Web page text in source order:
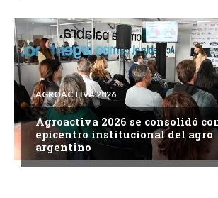
AGROACTIVA 2026
Agroactiva 2026 se consolidó
epicentro institucional del agro
argentino